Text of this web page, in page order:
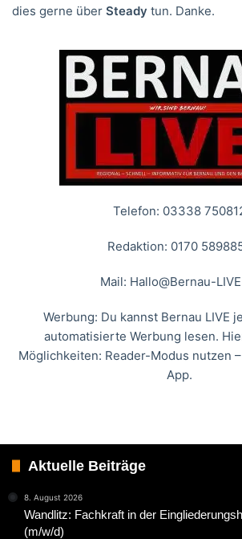
dies gerne über Steady tun. Danke.
Telefon: 03338
Redaktion: 0170
Mail: Hallo@Bernau-
Werbung: Du kannst Bernau LIVE
automatisierte Werbung lesen.
Möglichkeiten: Reader-Modus nutzen
App.
Aktuelle Beiträge
8. August 2026
Wandlitz: Fachkraft in der
(m/w/d)